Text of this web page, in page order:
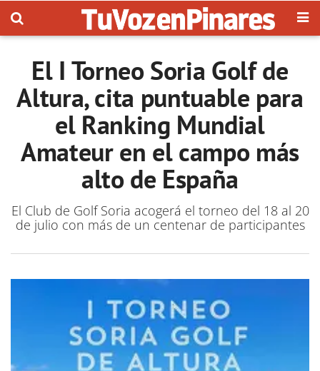
El I Torneo Soria Golf de
Altura, cita puntuable para
el Ranking Mundial
Amateur en el campo más
alto de España
El Club de Golf Soria acogerá el torneo del 18 al 20
de julio con más de un centenar de participantes